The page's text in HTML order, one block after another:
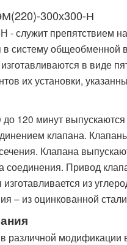
300х300-Н
препятствием на
систему общеобменной
в виде
их установки,
120 минут выпускаются
клапана.
Клапана
соединения. Привод
из
– из оцинкованной
модификации